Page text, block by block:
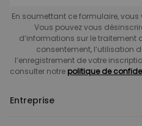
En soumettant ce formulaire,
Vous pouvez vous
d’informations sur le traitement
consentement, l’utilisation
l’enregistrement de votre
consulter notre politique de
Entreprise